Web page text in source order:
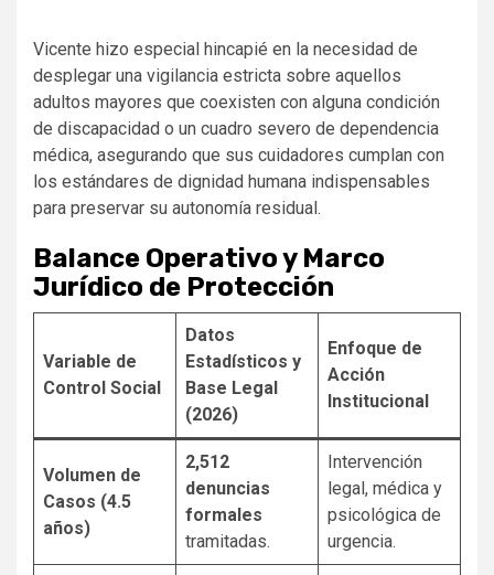
Vicente hizo especial hincapié en la necesidad de
desplegar una vigilancia estricta sobre aquellos
adultos mayores que coexisten con alguna condición
de discapacidad o un cuadro severo de dependencia
médica, asegurando que sus cuidadores cumplan con
los estándares de dignidad humana indispensables
para preservar su autonomía residual.
Balance Operativo y Marco
Jurídico de Protección
Variable de
Control Social
Datos
Estadísticos y
Base Legal
(2026)
Enfoque de
Acción
Institucional
Volumen de
Casos (4.5
años)
2,512
denuncias
formales
tramitadas.
Intervención
legal, médica y
psicológica de
urgencia.